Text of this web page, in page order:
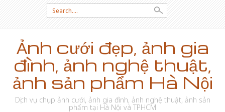
Search for:
Ảnh cưới đẹp, ảnh gia
đình, ảnh nghệ thuật,
ảnh sản phẩm Hà Nội
Dịch vụ chụp ảnh cưới, ảnh gia đình, ảnh nghệ thuật, ảnh sản
phẩm tại Hà Nội và TPHCM